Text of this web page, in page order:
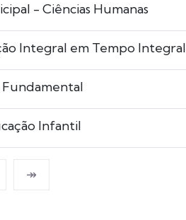
- Ciências Humanas
Integral em Tempo Integral
Fundamental
Infantil
↠